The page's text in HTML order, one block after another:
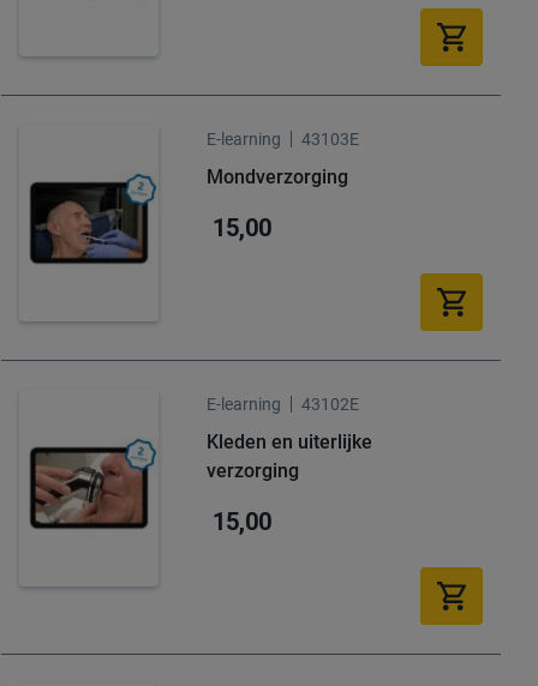
E-learning 43103E
Mondverzorging
15,00
E-learning 43102E
Kleden en uiterlijke
verzorging
15,00